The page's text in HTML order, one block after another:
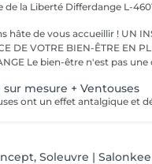
de la Liberté Differdange L-
vous accueillir ! UN INSTITUT DE BEAUTÉ
DE VOTRE BIEN-ÊTRE EN
DIFFERDANGE Le bien-être n'est pas
sur mesure + Ventouses